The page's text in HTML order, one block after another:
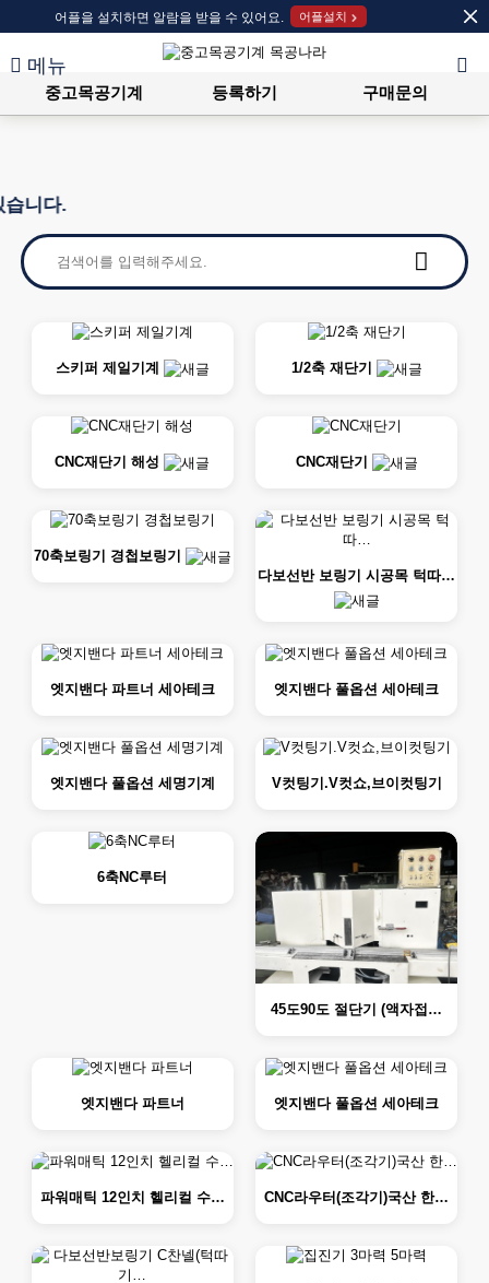
어플을 설치하면 알람을 받을 수 있어요. 어플설치
메뉴
중고목공기계 등록하기 구매문의
다.
스키퍼 제일기계 1/2축 재단기
CNC재단기 해성 CNC재단기
70축보링기 경첩보링기
다보선반 보링기 시공목 턱따…
엣지밴다 파트너 세아테크 엣지밴다 풀옵션 세아테크
엣지밴다 풀옵션 세명기계 V컷팅기.V컷쇼,브이컷팅기
6축NC루터
45도90도 절단기 (액자접…
엣지밴다 파트너 엣지밴다 풀옵션 세아테크
파워매틱 12인치 헬리컬 수… CNC라우터(조각기)국산 한…